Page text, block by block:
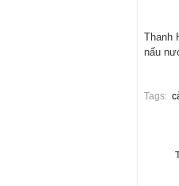
Thanh
nấu
Tags: